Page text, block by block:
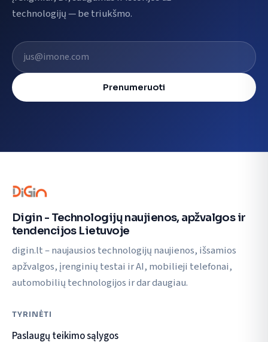
technologijų — be triukšmo.
El. pašto adresas
Prenumeruoti
Digin - Technologijų naujienos, apžvalgos ir
tendencijos Lietuvoje
digin.lt – naujausios technologijų naujienos, išsamios
apžvalgos, įrenginių testai ir AI, mobilieji telefonai,
automobilių technologijos ir dar daugiau.
TYRINĖTI
Paslaugų teikimo sąlygos